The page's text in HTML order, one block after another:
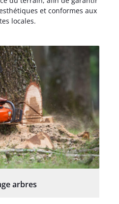
et conformes aux
locales.
arbres